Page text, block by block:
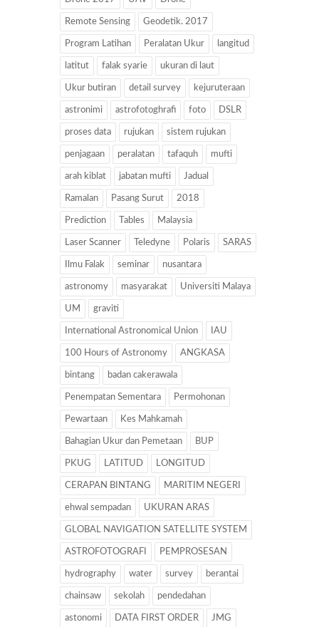
Remote Sensing Geodetik. 2017
Program Latihan Peralatan Ukur langitud
latitut falak syarie ukuran di laut
Ukur butiran detail survey kejuruteraan
astronimi astrofotoghrafi foto DSLR
proses data rujukan sistem rujukan
penjagaan peralatan tafaquh mufti
arah kiblat jabatan mufti Jadual
Ramalan Pasang Surut 2018
Prediction Tables Malaysia
Laser Scanner Teledyne Polaris SARAS
Ilmu Falak seminar nusantara
astronomy masyarakat Universiti Malaya
UM graviti
International Astronomical Union IAU
100 Hours of Astronomy ANGKASA
bintang badan cakerawala
Penempatan Sementara Permohonan
Pewartaan Kes Mahkamah
Bahagian Ukur dan Pemetaan BUP
PKUG LATITUD LONGITUD
CERAPAN BINTANG MARITIM NEGERI
ehwal sempadan UKURAN ARAS
GLOBAL NAVIGATION SATELLITE SYSTEM
ASTROFOTOGRAFI PEMPROSESAN
hydrography water survey berantai
chainsaw sekolah pendedahan
astonomi DATA FIRST ORDER JMG